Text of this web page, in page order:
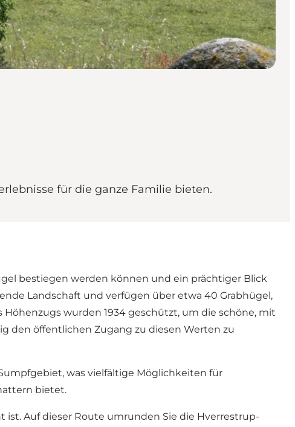
für die ganze Familie bieten.
bestiegen werden können und ein prächtiger Blick
Landschaft und verfügen über etwa 40 Grabhügel,
wurden 1934 geschützt, um die schöne, mit
den öffentlichen Zugang zu diesen Werten zu
was vielfältige Möglichkeiten für
bietet.
ist. Auf dieser Route umrunden Sie die Hverrestrup-